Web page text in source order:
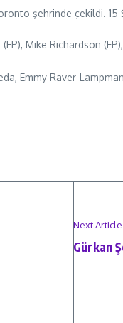
şehrinde çekildi.
Mike Richardson
Emmy Raver-
Next Article
Gürkan